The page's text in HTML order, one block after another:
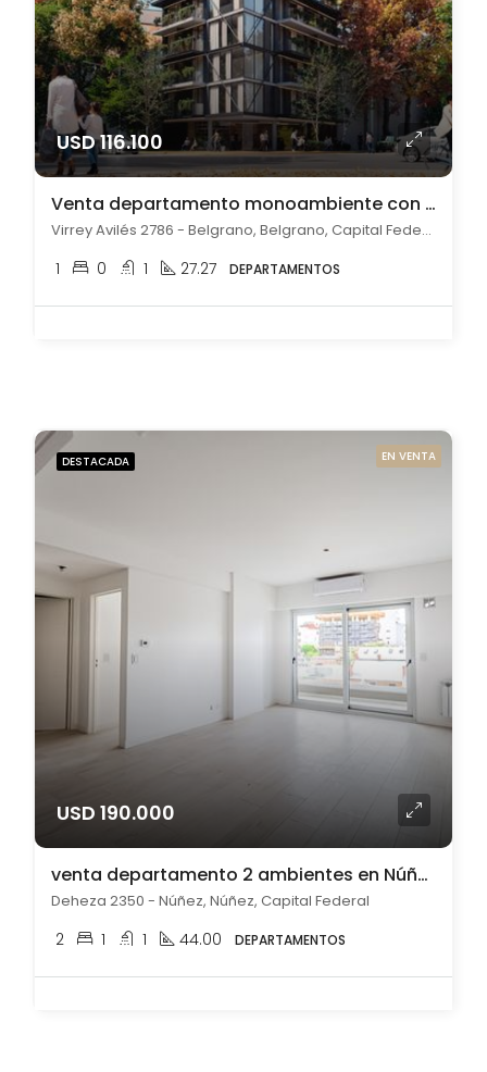
USD 116.100
Venta departamento monoambiente con balcón a estrenar en Belgrano
Virrey Avilés 2786 - Belgrano, Belgrano, Capital Federal
1 0 1 27.27 DEPARTAMENTOS
DESTACADA EN VENTA
USD 190.000
venta departamento 2 ambientes en Núñez
Deheza 2350 - Núñez, Núñez, Capital Federal
2 1 1 44.00 DEPARTAMENTOS